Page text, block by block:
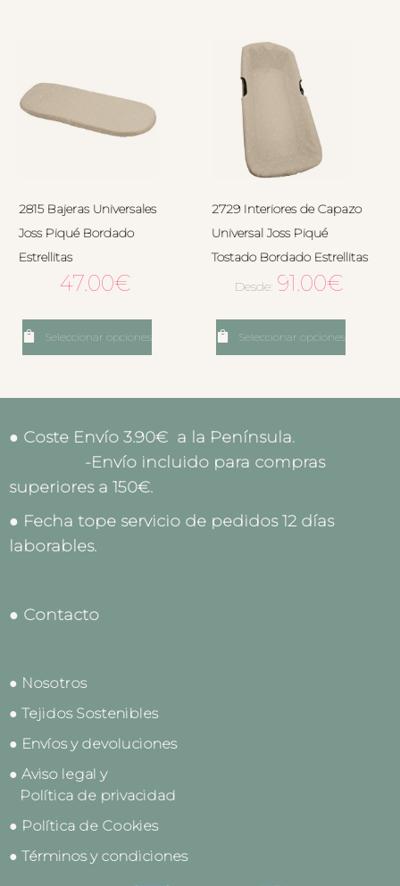
2815 Bajeras Universales
Joss Piqué Bordado
Estrellitas
47.00€
Seleccionar opciones
2729 Interiores de Capazo
Universal Joss Piqué
Tostado Bordado Estrellitas
Desde: 91.00€
Seleccionar opciones
● Coste Envío 3.90€ a la Península.
-Envío incluido para compras
superiores a 150€.
● Fecha tope servicio de pedidos 12 días
laborables.
● Contacto
● Nosotros
● Tejidos Sostenibles
● Envíos y devoluciones
● Aviso legal y
Política de privacidad
● Política de Cookies
● Términos y condiciones